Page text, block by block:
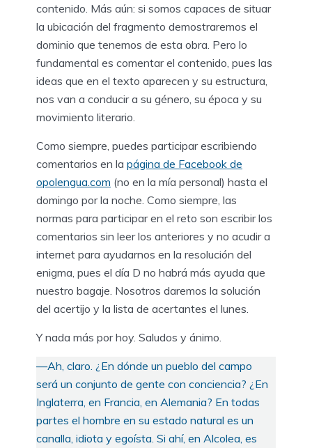
contenido. Más aún: si somos capaces de situar
la ubicación del fragmento demostraremos el
dominio que tenemos de esta obra. Pero lo
fundamental es comentar el contenido, pues las
ideas que en el texto aparecen y su estructura,
nos van a conducir a su género, su época y su
movimiento literario.
Como siempre, puedes participar escribiendo
comentarios en la página de Facebook de
opolengua.com (no en la mía personal) hasta el
domingo por la noche. Como siempre, las
normas para participar en el reto son escribir los
comentarios sin leer los anteriores y no acudir a
internet para ayudarnos en la resolución del
enigma, pues el día D no habrá más ayuda que
nuestro bagaje. Nosotros daremos la solución
del acertijo y la lista de acertantes el lunes.
Y nada más por hoy. Saludos y ánimo.
—Ah, claro. ¿En dónde un pueblo del campo
será un conjunto de gente con conciencia? ¿En
Inglaterra, en Francia, en Alemania? En todas
partes el hombre en su estado natural es un
canalla, idiota y egoísta. Si ahí, en Alcolea, es